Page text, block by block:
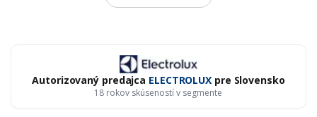
Autorizovaný predajca ELECTROLUX pre Slovensko
18 rokov skúseností v segmente